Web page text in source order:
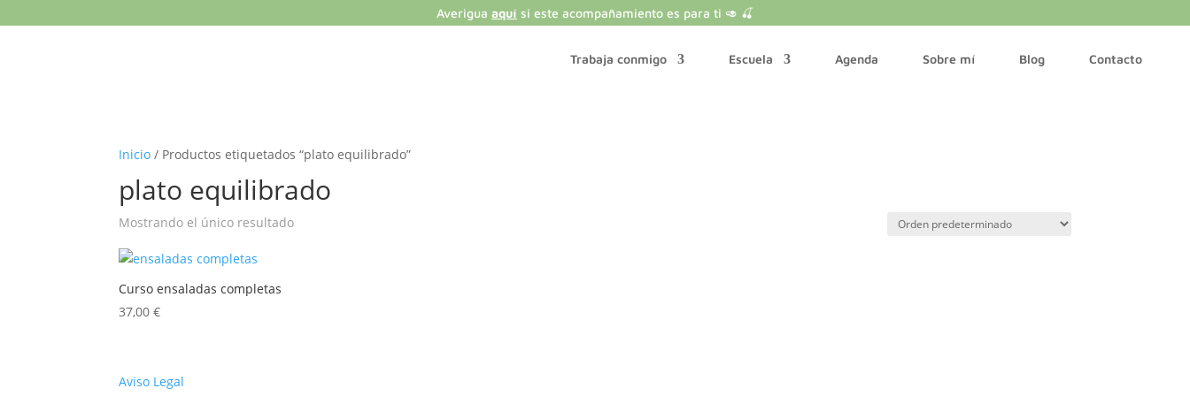
Averigua aquí si este acompañamiento es para ti 🥑 🍒
Trabaja conmigo Escuela Agenda Sobre mí Blog Contacto
Inicio / Productos etiquetados “plato equilibrado”
plato equilibrado
Mostrando el único resultado
Curso ensaladas completas
37,00€
Aviso Legal